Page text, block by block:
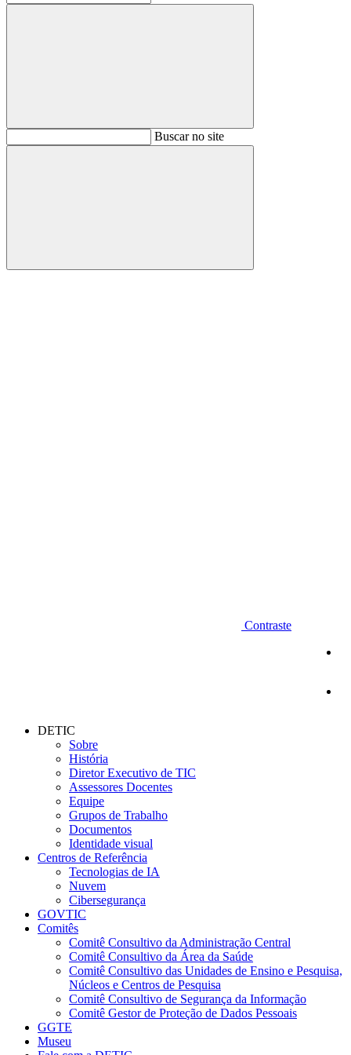
BuscarBuscar no site
Buscar
Contraste
DETIC
Sobre
História
Diretor Executivo de TIC
Assessores Docentes
Equipe
Grupos de Trabalho
Documentos
Identidade visual
Centros de Referência
Tecnologias de IA
Nuvem
Cibersegurança
GOVTIC
Comitês
Comitê Consultivo da Administração Central
Comitê Consultivo da Área da Saúde
Comitê Consultivo das Unidades de Ensino e Pesquisa,
Núcleos e Centros de Pesquisa
Comitê Consultivo de Segurança da Informação
Comitê Gestor de Proteção de Dados Pessoais
GGTE
Museu